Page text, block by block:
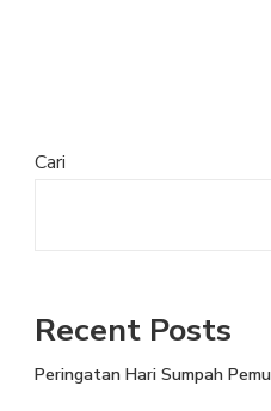
Cari
Recent Posts
Peringatan Hari Sumpah